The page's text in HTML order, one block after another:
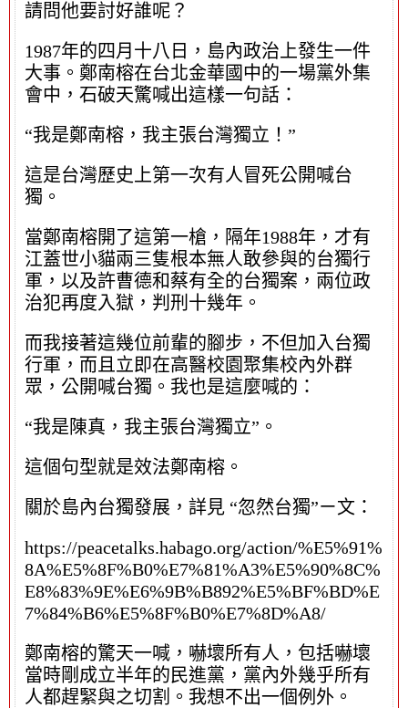
請問他要討好誰呢？
1987年的四月十八日，島內政治上發生一件
大事。鄭南榕在台北金華國中的一場黨外集
會中，石破天驚喊出這樣一句話：
“我是鄭南榕，我主張台灣獨立！”
這是台灣歷史上第一次有人冒死公開喊台
獨。
當鄭南榕開了這第一槍，隔年1988年，才有
江蓋世小貓兩三隻根本無人敢參與的台獨行
軍，以及許曹德和蔡有全的台獨案，兩位政
治犯再度入獄，判刑十幾年。
而我接著這幾位前輩的腳步，不但加入台獨
行軍，而且立即在高醫校園聚集校內外群
眾，公開喊台獨。我也是這麼喊的：
“我是陳真，我主張台灣獨立”。
這個句型就是效法鄭南榕。
關於島內台獨發展，詳見 “忽然台獨”ㄧ文：
https://peacetalks.habago.org/action/%E5%91%
8A%E5%8F%B0%E7%81%A3%E5%90%8C%
E8%83%9E%E6%9B%B892%E5%BF%BD%E
7%84%B6%E5%8F%B0%E7%8D%A8/
鄭南榕的驚天一喊，嚇壞所有人，包括嚇壞
當時剛成立半年的民進黨，黨內外幾乎所有
人都趕緊與之切割。我想不出一個例外。